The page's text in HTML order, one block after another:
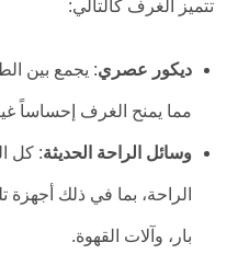
تتميز الغرف كالتالي:
ديكور عصري: يجمع بين
مما يمنح الغرف إحساساً
وسائل الراحة الحديثة: كل
الراحة، بما في ذلك
بار، وآلات القهوة.